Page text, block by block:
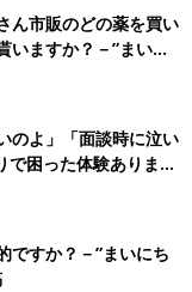
ん市販のどの薬を買い
いますか？－”まいに
のよ」「面談時に泣い
困った体験あります
ですか？－”まいにち